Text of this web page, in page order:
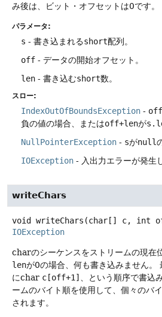
み後は、ビット・オフセットは0です。
パラメータ:
s - 書き込まれるshort配列。
off - データの開始オフセット。
len - 書き込むshort数。
スロー:
IndexOutOfBoundsException - off
負の値の場合、またはoff+lenが
NullPointerException - sがnull
IOException - 入出力エラーが発生
writeChars
void writeChars (char[] c, int
IOException
charのシーケンスをストリームの現在
lenが0の場合、何も書き込みません。
にchar c[off+1] 、という順序で書込
ームのバイト順を使用して、個々のバ
されます。